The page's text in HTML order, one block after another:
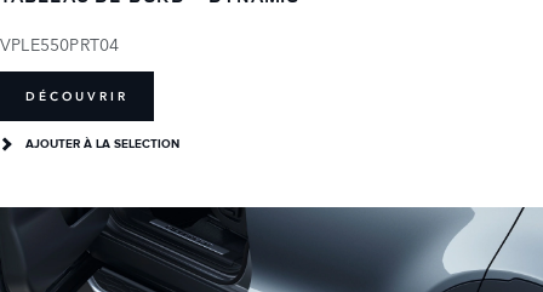
VPLE550PRT04
DÉCOUVRIR
AJOUTER À LA SELECTION